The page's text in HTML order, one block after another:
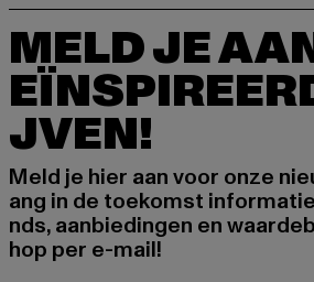
MELD JE
JVEN!
Meld je hier aan voor onze
ang in de toekomst
nds, aanbiedingen en
hop per e-mail!